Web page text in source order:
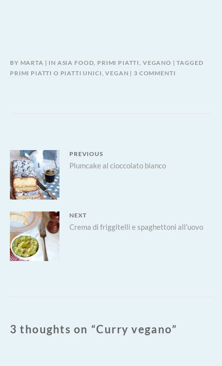
BY MARTA IN ASIA FOOD PRIMI PIATTI VEGANO
TAGGED
PRIMI PIATTI O PIATTI UNICI ,VEGAN 3 COMMENTI
Navigazione
articoli
PREVIOUS
Previous
post:
Plumcake al cioccolato bianco
NEXT
Next
post:
Crema di friggitelli e spaghettoni all’uovo
3 thoughts on “Curry vegano”